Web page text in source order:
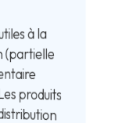
à la
(partielle
produits
distribution